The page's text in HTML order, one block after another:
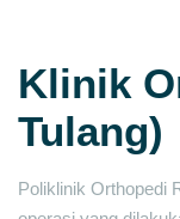
Klinik
Tulang)
Poliklinik Orthopedi